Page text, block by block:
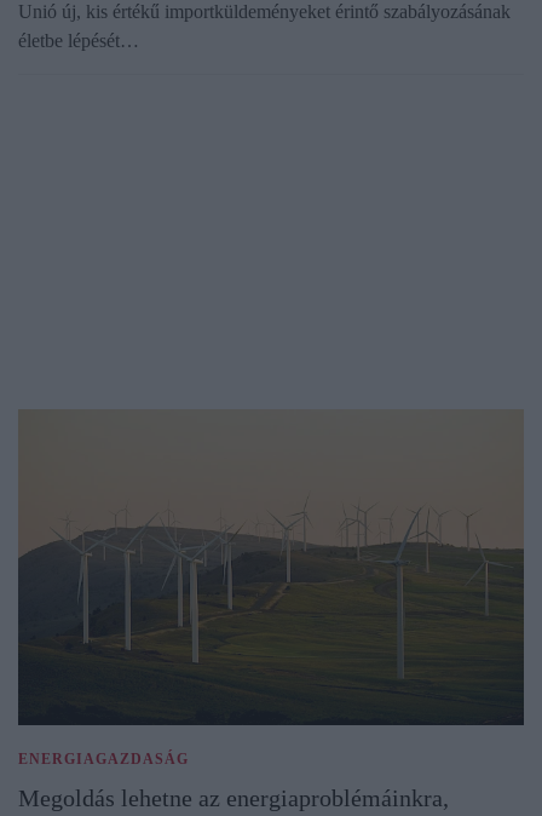
Unió új, kis értékű importküldeményeket érintő szabályozásának
életbe lépését…
ENERGIAGAZDASÁG
Megoldás lehetne az energiaproblémáinkra,